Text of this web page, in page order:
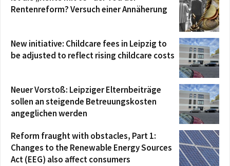
Rentenreform? Versuch einer Annäherung
New initiative: Childcare fees in Leipzig to
be adjusted to reflect rising childcare costs
Neuer Vorstoß: Leipziger Elternbeiträge
sollen an steigende Betreuungskosten
angeglichen werden
Reform fraught with obstacles, Part 1:
Changes to the Renewable Energy Sources
Act (EEG) also affect consumers